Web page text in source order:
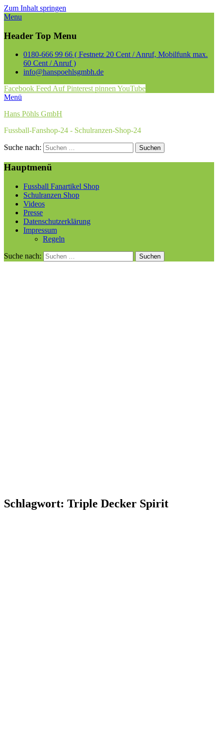
Zum Inhalt springen
Menu
Header Top Menu
0180-666 99 66 ( Festnetz 20 Cent / Anruf, Mobilfunk max.
60 Cent / Anruf )
info@hanspoehlsgmbh.de
Facebook FeedAuf Pinterest pinnenYouTube
Menü
Hans Pöhls GmbH
Fussball-Fanshop-24 - Schulranzen-Shop-24
Suche nach:
Hauptmenü
Fussball Fanartikel Shop
Schulranzen Shop
Videos
Presse
Datenschutzerklärung
Impressum
Regeln
Suche nach:
Schlagwort: Triple Decker Spirit